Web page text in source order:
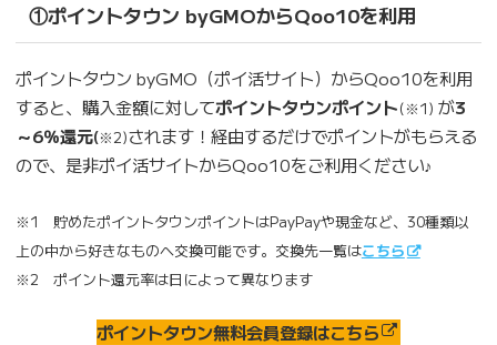
①ポイントタウン byGMOからQoo10を利用
ポイントタウン byGMO（ポイ活サイト）からQoo10を利用
すると、購入金額に対してポイントタウンポイント(※1) が3
～6％還元(※2)されます！経由するだけでポイントがもらえる
ので、是非ポイ活サイトからQoo10をご利用ください♪
※1 貯めたポイントタウンポイントはPayPayや現金など、30種類以
上の中から好きなものへ交換可能です。交換先一覧はこちら
※2 ポイント還元率は日によって異なります
ポイントタウン無料会員登録はこちら